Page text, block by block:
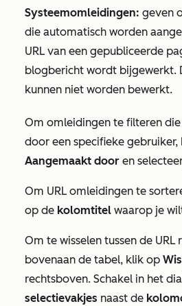
Systeemomleidingen: geven
die automatisch worden
URL van een gepubliceerde
blogbericht wordt bijgewerkt.
kunnen niet worden bewerkt.
Om omleidingen te filteren
door een specifieke
Aangemaakt door en
Om URL omleidingen te
op de kolomtitel waarop je
Om te wisselen tussen de
bovenaan de tabel, klik op
rechtsboven. Schakel in het
selectievakjes naast de